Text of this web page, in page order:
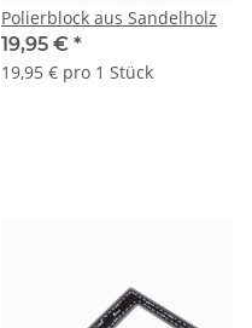
Polierblock aus Sandelholz
19,95 € *
19,95 € pro 1 Stück